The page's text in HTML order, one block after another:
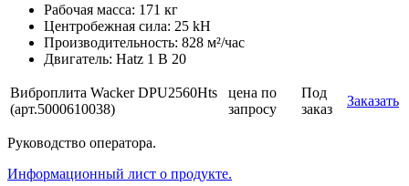
Рабочая масса: 171 кг
Центробежная сила: 25 kH
Производительность: 828 м²/час
Двигатель: Hatz 1 B 20
Виброплита Wacker DPU2560Hts
(арт.5000610038)
цена по
запросу
Под
заказ
Заказать
Руководство оператора.
Информационный лист о продукте.